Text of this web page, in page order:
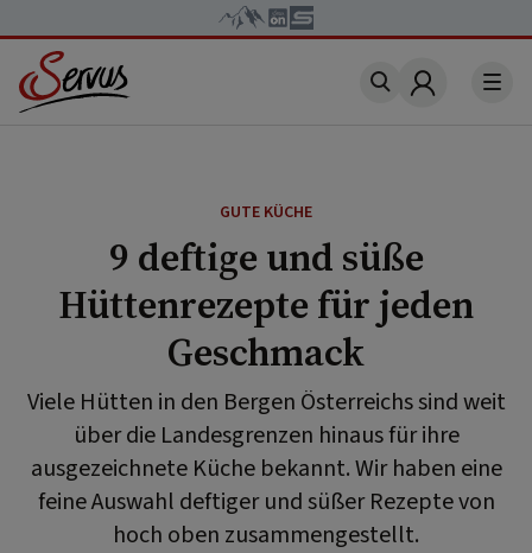
Account
GUTE KÜCHE
9 deftige und süße
Hüttenrezepte für jeden
Geschmack
Viele Hütten in den Bergen Österreichs sind weit
über die Landesgrenzen hinaus für ihre
ausgezeichnete Küche bekannt. Wir haben eine
feine Auswahl deftiger und süßer Rezepte von
hoch oben zusammengestellt.